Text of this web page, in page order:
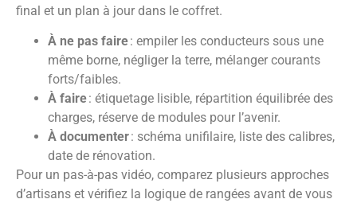
final et un plan à jour dans le coffret.
À ne pas faire: empiler les conducteurs sous une
même borne, négliger la terre, mélanger courants
forts/faibles.
À faire: étiquetage lisible, répartition équilibrée des
charges, réserve de modules pour l’avenir.
À documenter: schéma unifilaire, liste des calibres,
date de rénovation.
Pour un pas-à-pas vidéo, comparez plusieurs approches
d’artisans et vérifiez la logique de rangées avant de vous